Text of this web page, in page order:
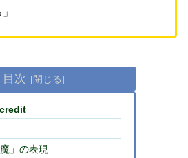
目次
魔」の表現